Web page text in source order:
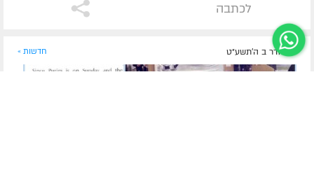
לכתבה
י"ד אדר ב ה׳תשע״ט חדשות »